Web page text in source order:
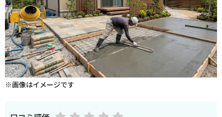
※画像はイメージです